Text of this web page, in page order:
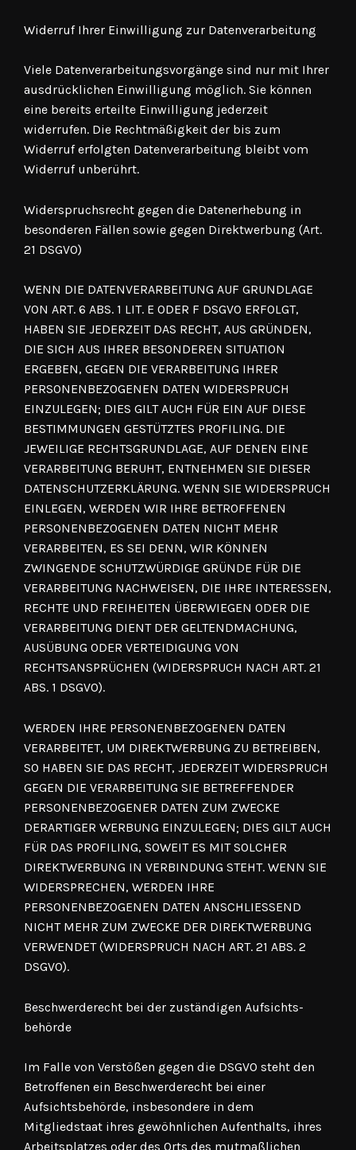
Widerruf Ihrer Einwilligung zur Datenverarbeitung
Viele Datenverarbeitungsvorgänge sind nur mit Ihrer
ausdrücklichen Einwilligung möglich. Sie können
eine bereits erteilte Einwilligung jederzeit
widerrufen. Die Rechtmäßigkeit der bis zum
Widerruf erfolgten Datenverarbeitung bleibt vom
Widerruf unberührt.
Widerspruchsrecht gegen die Datenerhebung in
besonderen Fällen sowie gegen Direktwerbung (Art.
21 DSGVO)
WENN DIE DATENVERARBEITUNG AUF GRUNDLAGE
VON ART. 6 ABS. 1 LIT. E ODER F DSGVO ERFOLGT,
HABEN SIE JEDERZEIT DAS RECHT, AUS GRÜNDEN,
DIE SICH AUS IHRER BESONDEREN SITUATION
ERGEBEN, GEGEN DIE VERARBEITUNG IHRER
PERSONENBEZOGENEN DATEN WIDERSPRUCH
EINZULEGEN; DIES GILT AUCH FÜR EIN AUF DIESE
BESTIMMUNGEN GESTÜTZTES PROFILING. DIE
JEWEILIGE RECHTSGRUNDLAGE, AUF DENEN EINE
VERARBEITUNG BERUHT, ENTNEHMEN SIE DIESER
DATENSCHUTZERKLÄRUNG. WENN SIE WIDERSPRUCH
EINLEGEN, WERDEN WIR IHRE BETROFFENEN
PERSONENBEZOGENEN DATEN NICHT MEHR
VERARBEITEN, ES SEI DENN, WIR KÖNNEN
ZWINGENDE SCHUTZWÜRDIGE GRÜNDE FÜR DIE
VERARBEITUNG NACHWEISEN, DIE IHRE INTERESSEN,
RECHTE UND FREIHEITEN ÜBERWIEGEN ODER DIE
VERARBEITUNG DIENT DER GELTENDMACHUNG,
AUSÜBUNG ODER VERTEIDIGUNG VON
RECHTSANSPRÜCHEN (WIDERSPRUCH NACH ART. 21
ABS. 1 DSGVO).
WERDEN IHRE PERSONENBEZOGENEN DATEN
VERARBEITET, UM DIREKTWERBUNG ZU BETREIBEN,
SO HABEN SIE DAS RECHT, JEDERZEIT WIDERSPRUCH
GEGEN DIE VERARBEITUNG SIE BETREFFENDER
PERSONENBEZOGENER DATEN ZUM ZWECKE
DERARTIGER WERBUNG EINZULEGEN; DIES GILT AUCH
FÜR DAS PROFILING, SOWEIT ES MIT SOLCHER
DIREKTWERBUNG IN VERBINDUNG STEHT. WENN SIE
WIDERSPRECHEN, WERDEN IHRE
PERSONENBEZOGENEN DATEN ANSCHLIESSEND
NICHT MEHR ZUM ZWECKE DER DIREKTWERBUNG
VERWENDET (WIDERSPRUCH NACH ART. 21 ABS. 2
DSGVO).
Beschwerde­recht bei der zuständigen Aufsichts­
behörde
Im Falle von Verstößen gegen die DSGVO steht den
Betroffenen ein Beschwerderecht bei einer
Aufsichtsbehörde, insbesondere in dem
Mitgliedstaat ihres gewöhnlichen Aufenthalts, ihres
Arbeitsplatzes oder des Orts des mutmaßlichen